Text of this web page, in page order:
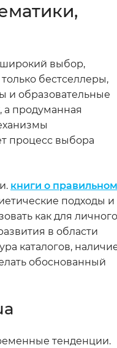
широкий выбор,
бестселлеры,
и образовательные
а продуманная
процесс выбора
книги о правильном
подходы и
как для личного
в области
каталогов,
обоснованный
тенденции.